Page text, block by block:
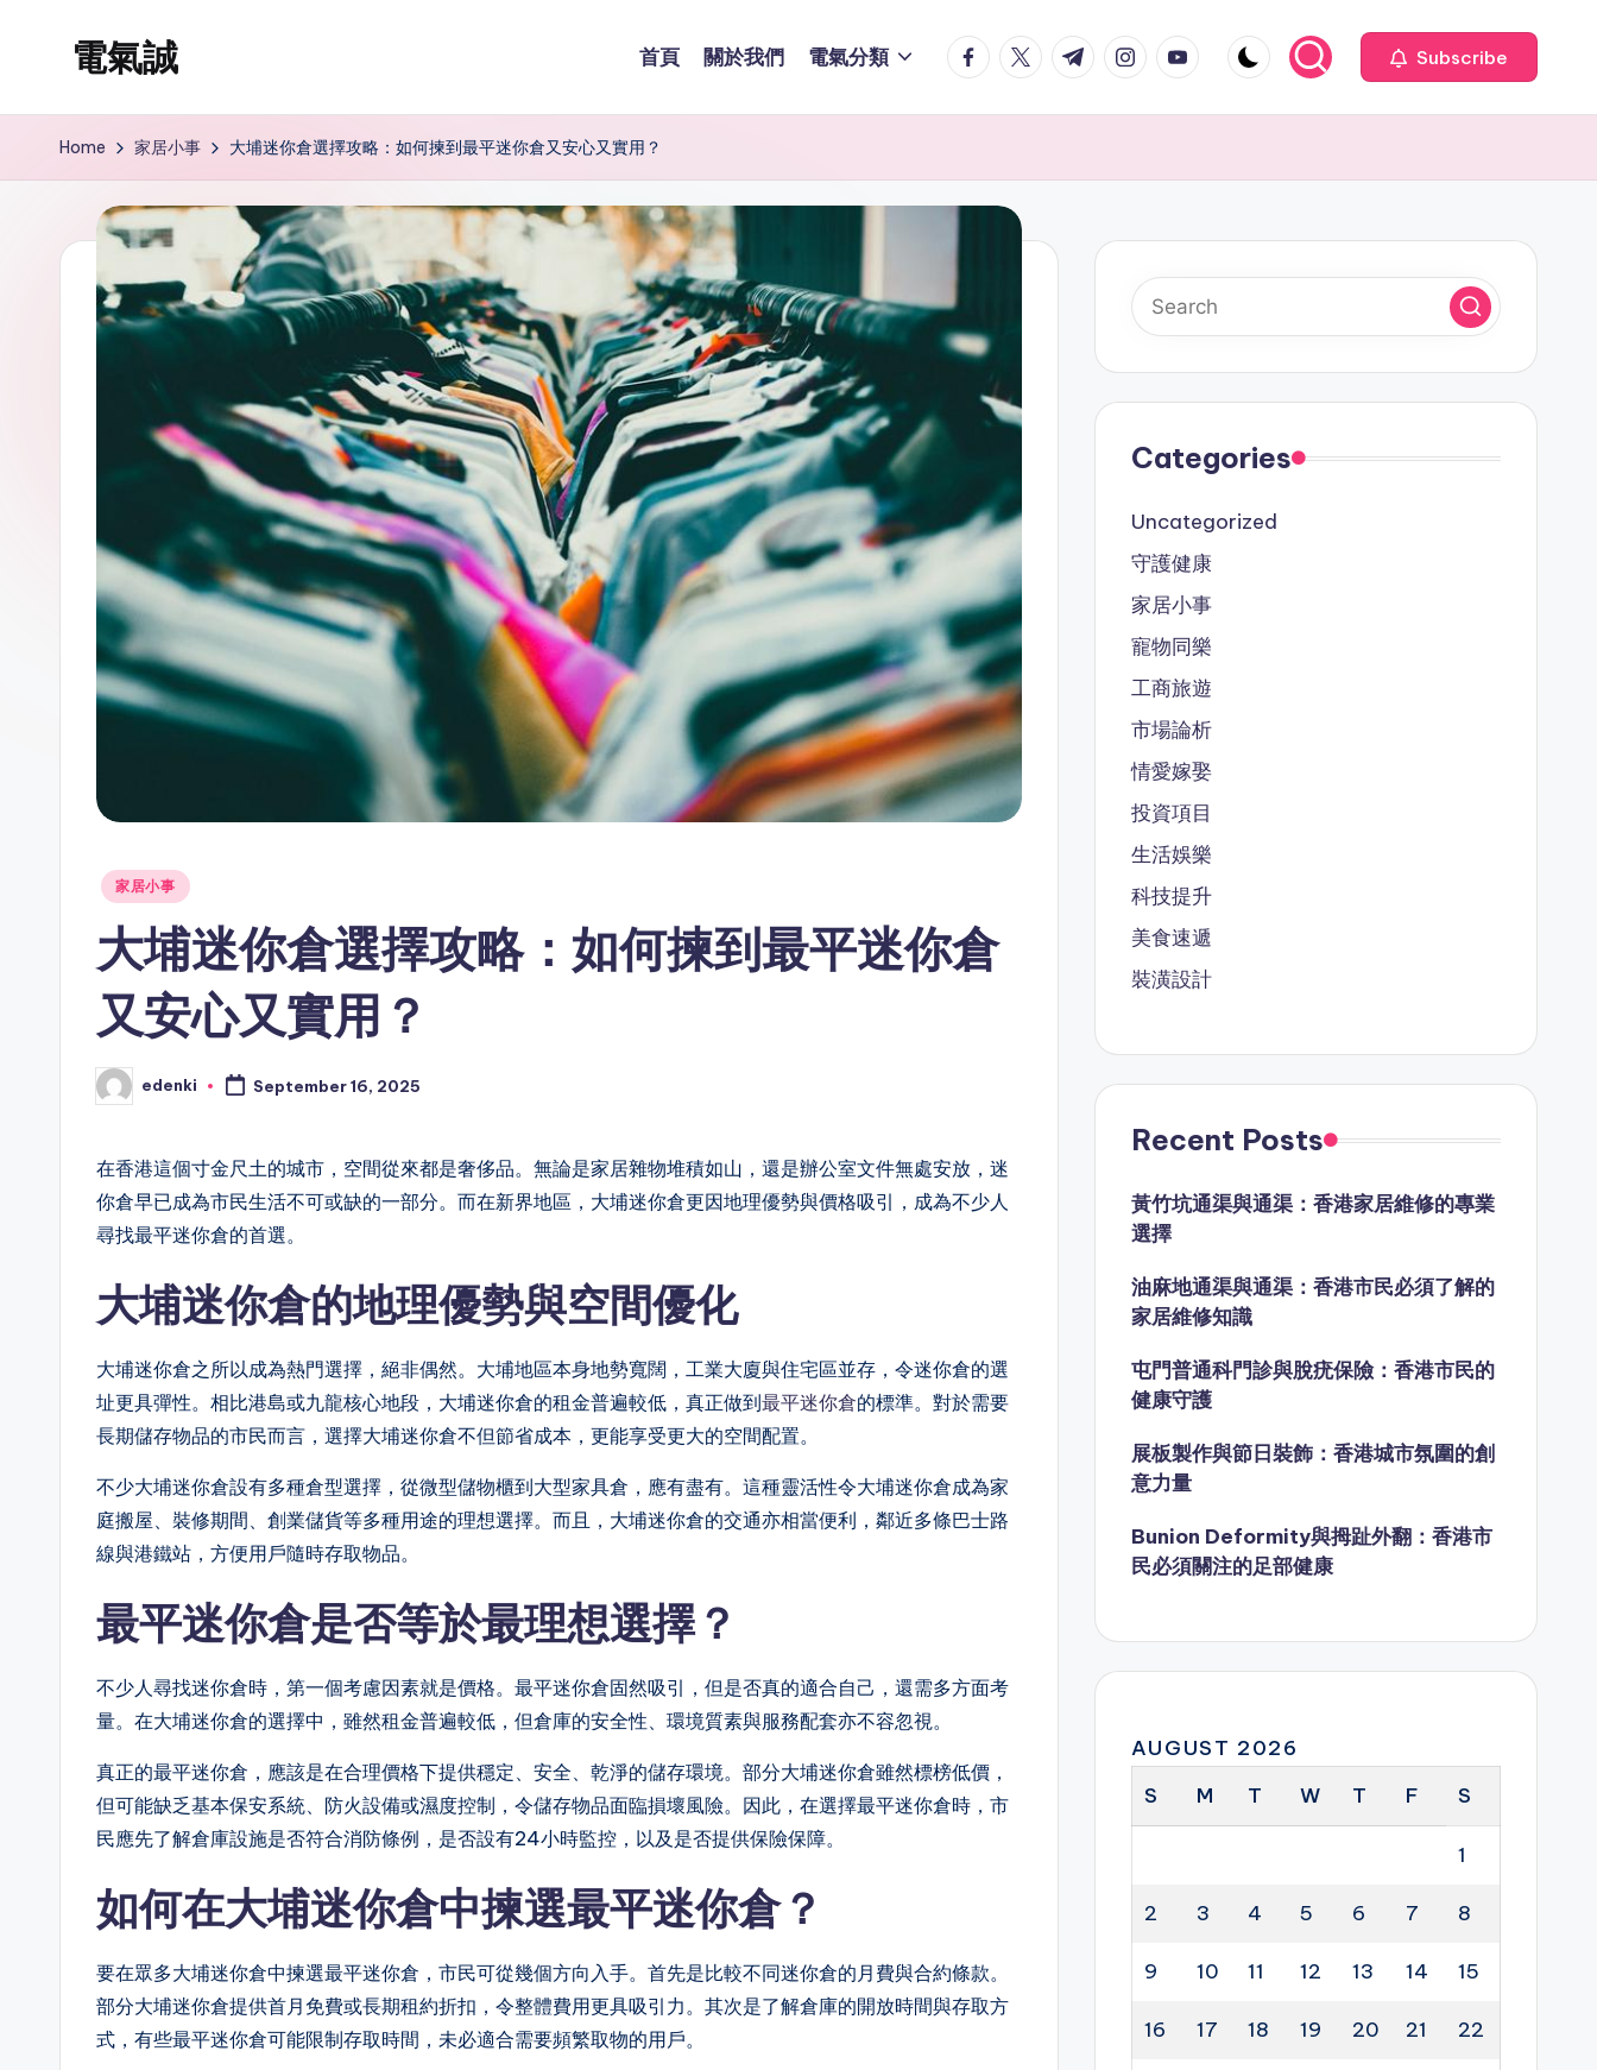
電氣誠 首頁 關於我們 電氣分類 facebook.com
twitter.com
t.me instagram.com
youtube.com Subscribe
Home 家居小事 大埔迷你倉選擇攻略：如何揀到最平迷你倉又安心又實用？
Posted
家居小事
大埔迷你倉選擇攻略：如何揀到最平迷你倉
又安心又實用？
Posted
by
edenki September 16, 2025
在香港這個寸金尺土的城市，空間從來都是奢侈品。無論是家居雜物堆積如山，還是辦公室文件無處安放，迷
你倉早已成為市民生活不可或缺的一部分。而在新界地區，大埔迷你倉更因地理優勢與價格吸引，成為不少人
尋找最平迷你倉的首選。
大埔迷你倉的地理優勢與空間優化
大埔迷你倉之所以成為熱門選擇，絕非偶然。大埔地區本身地勢寬闊，工業大廈與住宅區並存，令迷你倉的選
址更具彈性。相比港島或九龍核心地段，大埔迷你倉的租金普遍較低，真正做到最平迷你倉的標準。對於需要
長期儲存物品的市民而言，選擇大埔迷你倉不但節省成本，更能享受更大的空間配置。
不少大埔迷你倉設有多種倉型選擇，從微型儲物櫃到大型家具倉，應有盡有。這種靈活性令大埔迷你倉成為家
庭搬屋、裝修期間、創業儲貨等多種用途的理想選擇。而且，大埔迷你倉的交通亦相當便利，鄰近多條巴士路
線與港鐵站，方便用戶隨時存取物品。
最平迷你倉是否等於最理想選擇？
不少人尋找迷你倉時，第一個考慮因素就是價格。最平迷你倉固然吸引，但是否真的適合自己，還需多方面考
量。在大埔迷你倉的選擇中，雖然租金普遍較低，但倉庫的安全性、環境質素與服務配套亦不容忽視。
真正的最平迷你倉，應該是在合理價格下提供穩定、安全、乾淨的儲存環境。部分大埔迷你倉雖然標榜低價，
但可能缺乏基本保安系統、防火設備或濕度控制，令儲存物品面臨損壞風險。因此，在選擇最平迷你倉時，市
民應先了解倉庫設施是否符合消防條例，是否設有24小時監控，以及是否提供保險保障。
如何在大埔迷你倉中揀選最平迷你倉？
要在眾多大埔迷你倉中揀選最平迷你倉，市民可從幾個方向入手。首先是比較不同迷你倉的月費與合約條款。
部分大埔迷你倉提供首月免費或長期租約折扣，令整體費用更具吸引力。其次是了解倉庫的開放時間與存取方
式，有些最平迷你倉可能限制存取時間，未必適合需要頻繁取物的用戶。
Categories
Uncategorized
守護健康
家居小事
寵物同樂
工商旅遊
市場論析
情愛嫁娶
投資項目
生活娛樂
科技提升
美食速遞
裝潢設計
Recent Posts
黃竹坑通渠與通渠：香港家居維修的專業
選擇
油麻地通渠與通渠：香港市民必須了解的
家居維修知識
屯門普通科門診與脫疣保險：香港市民的
健康守護
展板製作與節日裝飾：香港城市氛圍的創
意力量
Bunion Deformity與拇趾外翻：香港市
民必須關注的足部健康
AUGUST 2026
S
M T W T F S
1
2 3 4 5 6 7 8
9 10 11 12 13 14 15
16 17 18 19 20 21 22